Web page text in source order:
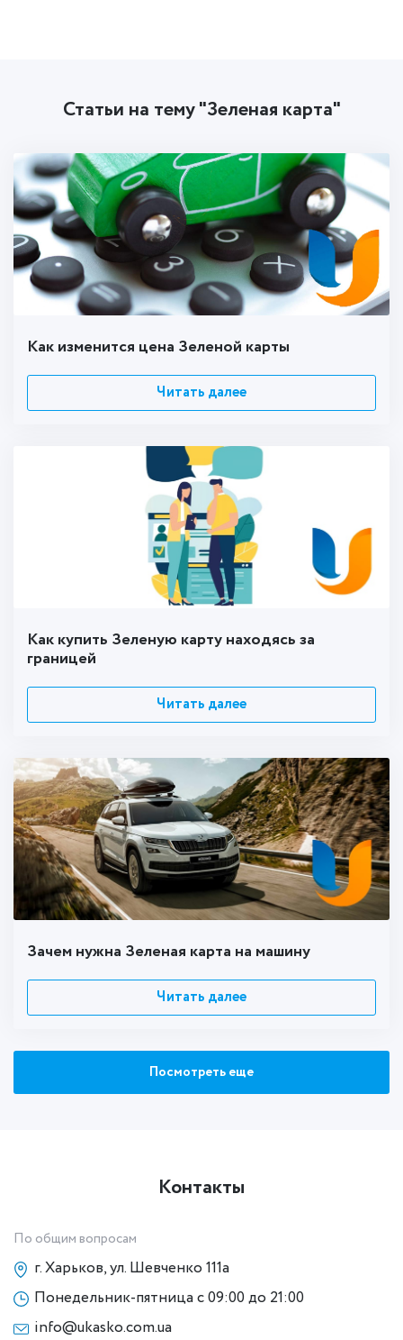
Статьи на тему "Зеленая карта"
Как изменится цена Зеленой карты
Читать далее
Как купить Зеленую карту находясь за
границей
Читать далее
Зачем нужна Зеленая карта на машину
Читать далее
Посмотреть еще
Контакты
По общим вопросам
г. Харьков, ул. Шевченко 111а
Понедельник-пятница с 09:00 до 21:00
info@ukasko.com.ua